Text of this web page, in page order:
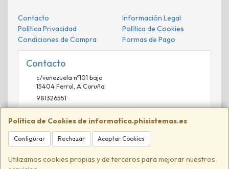
Política de Cookies de informatica.phisistemas.es
Configurar Rechazar Aceptar Cookies
Utilizamos cookies propias y de terceros para mejorar nuestros
Contacto
Información Legal
Política Privacidad
Política de Cookies
Condiciones de Compra
Formas de Pago
Contacto
c/venezuela nº101 bajo
15404Ferrol A Coruña
981326551
comercial@phisistemas.es
Horario
09:00-13:00 16:00-20:00